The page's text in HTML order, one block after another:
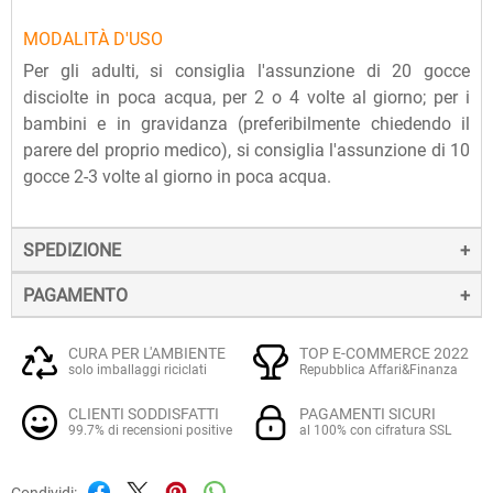
MODALITÀ D'USO
Per gli adulti, si consiglia l'assunzione di 20 gocce
disciolte in poca acqua, per 2 o 4 volte al giorno; per i
bambini e in gravidanza (preferibilmente chiedendo il
parere del proprio medico), si consiglia l'assunzione di 10
gocce 2-3 volte al giorno in poca acqua.
SPEDIZIONE
La spedizione dei prodotti avviene entro 24 ore dall'ordine
(sabato e festivi esclusi), tramite corriere SDA.
Quando l'ordine sarà spedito, riceverai una e-mail di
conferma, contenente un link alla tracciatura online
dell'invio, che ti permetterà di verificare in tempo reale lo
stato della spedizione.
PAGAMENTO
Il pagamento degli ordini può avvenire:
altre carte prepagate abilitate), su server sicuro Paypal.
CURA PER L'AMBIENTE
solo imballaggi riciclati
TOP E-COMMERCE 2022
Repubblica Affari&Finanza
CLIENTI SODDISFATTI
99.7% di recensioni positive
PAGAMENTI SICURI
al 100% con cifratura SSL